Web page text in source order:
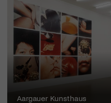
Künstlerin
Aargauer Kunsthaus
Gewerbemuseum
Liste Art Fair Basel
Bündner Kunstmuseum
Künstler:innen Portraits
Junge Schweizer Kunst
Vögele Kultur Zentrum
Nidwaldner Museum
Haus für Kunst Uri